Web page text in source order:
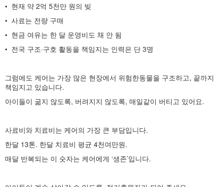
• 현재 약 2억 5천만 원의 빚
• 사료는 전량 구매
• 현금 여유는 한 달 운영비도 채 안 됨
• 전국 구조·구호 활동을 책임지는 인력은 단 3명
그럼에도 케어는 가장 많은 현장에서 위험한동물을 구조하고, 끝까지
책임지고 있습니다.
아이들이 굶지 않도록, 버려지지 않도록, 매일같이 버티고 있어요.
사료비와 치료비는 케어의 가장 큰 부담입니다.
한달 13톤. 한달 치료비 평균 4천여만원.
매달 반복되는 이 숫자는 케어에게 ‘생존’입니다.